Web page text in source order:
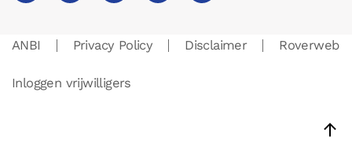
ANBI Privacy Policy Disclaimer Roverweb
Inloggen vrijwilligers